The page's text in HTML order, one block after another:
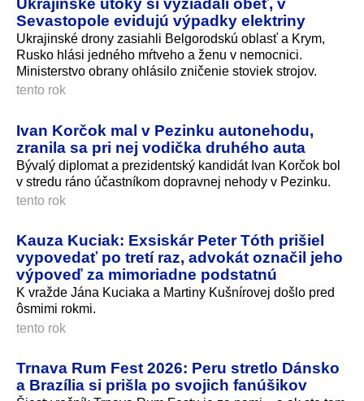
Sevastopole evidujú výpadky elektriny
Ukrajinské drony zasiahli Belgorodskú oblasť a Krym,
Rusko hlási jedného mŕtveho a ženu v nemocnici.
Ministerstvo obrany ohlásilo zničenie stoviek strojov.
tento rok
Ivan Korčok mal v Pezinku autonehodu,
zranila sa pri nej vodička druhého auta
Bývalý diplomat a prezidentský kandidát Ivan Korčok bol
v stredu ráno účastníkom dopravnej nehody v Pezinku.
tento rok
Kauza Kuciak: Exsiskár Peter Tóth prišiel
vypovedať po tretí raz, advokát označil jeho
výpoveď za mimoriadne podstatnú
K vražde Jána Kuciaka a Martiny Kušnírovej došlo pred
ôsmimi rokmi.
tento rok
Trnava Rum Fest 2026: Peru stretlo Dánsko
a Brazília si prišla po svojich fanúšikov